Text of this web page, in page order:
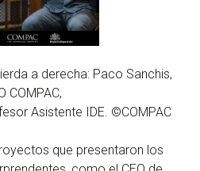
a derecha: Paco Sanchis,
COMPAC,
Asistente IDE. ©COMPAC
que presentaron los